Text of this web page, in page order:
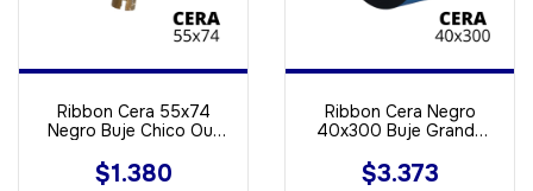
Ribbon Cera 55x74
Negro Buje Chico Out
$1.380
Ribbon Cera Negro
40x300 Buje Grande
$3.373